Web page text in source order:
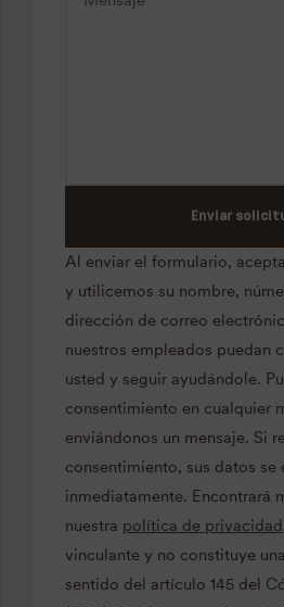
Enviar
Al enviar el formulario,
y utilicemos su nombre,
dirección de correo
nuestros empleados puedan
usted y seguir ayudándole.
consentimiento en cualquier
enviándonos un mensaje. Si
consentimiento, sus datos se
inmediatamente. Encontrará
nuestra política de privacidad
vinculante y no constituye
sentido del artículo 145 del